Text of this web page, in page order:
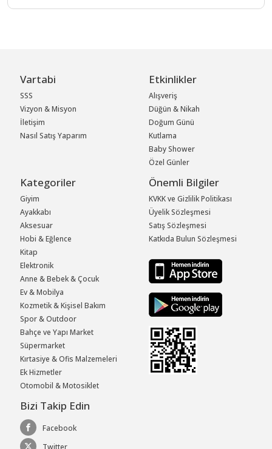
Vartabi
SSS
Vizyon & Misyon
İletişim
Nasıl Satış Yaparım
Etkinlikler
Alışveriş
Düğün & Nikah
Doğum Günü
Kutlama
Baby Shower
Özel Günler
Kategoriler
Giyim
Ayakkabı
Aksesuar
Hobi & Eğlence
Kitap
Elektronik
Anne & Bebek & Çocuk
Ev & Mobilya
Kozmetik & Kişisel Bakım
Spor & Outdoor
Bahçe ve Yapı Market
Süpermarket
Kırtasiye & Ofis Malzemeleri
Ek Hizmetler
Otomobil & Motosiklet
Önemli Bilgiler
KVKK ve Gizlilik Politikası
Üyelik Sözleşmesi
Satış Sözleşmesi
Katkıda Bulun Sözleşmesi
Bizi Takip Edin
Facebook
Twitter